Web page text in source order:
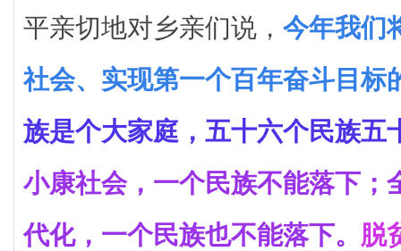
平亲切地对乡亲们说， 今年我们
社会、实现第一个百年奋斗目标
族是个大家庭，五十六个民族五
小康社会，一个民族不能落下；
代化，一个民族也不能落下。 脱